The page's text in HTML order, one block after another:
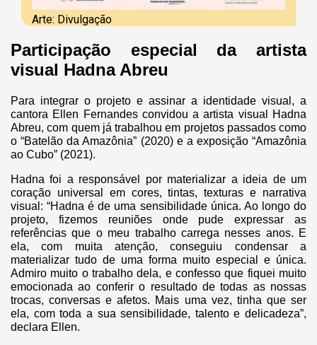
Arte: Divulgação
Participação especial da artista
visual Hadna Abreu
Para integrar o projeto e assinar a identidade visual, a
cantora Ellen Fernandes convidou a artista visual Hadna
Abreu, com quem já trabalhou em projetos passados como
o “Batelão da Amazônia” (2020) e a exposição “Amazônia
ao Cubo” (2021).
Hadna foi a responsável por materializar a ideia de um
coração universal em cores, tintas, texturas e narrativa
visual: “Hadna é de uma sensibilidade única. Ao longo do
projeto, fizemos reuniões onde pude expressar as
referências que o meu trabalho carrega nesses anos. E
ela, com muita atenção, conseguiu condensar a
materializar tudo de uma forma muito especial e única.
Admiro muito o trabalho dela, e confesso que fiquei muito
emocionada ao conferir o resultado de todas as nossas
trocas, conversas e afetos. Mais uma vez, tinha que ser
ela, com toda a sua sensibilidade, talento e delicadeza”,
declara Ellen.